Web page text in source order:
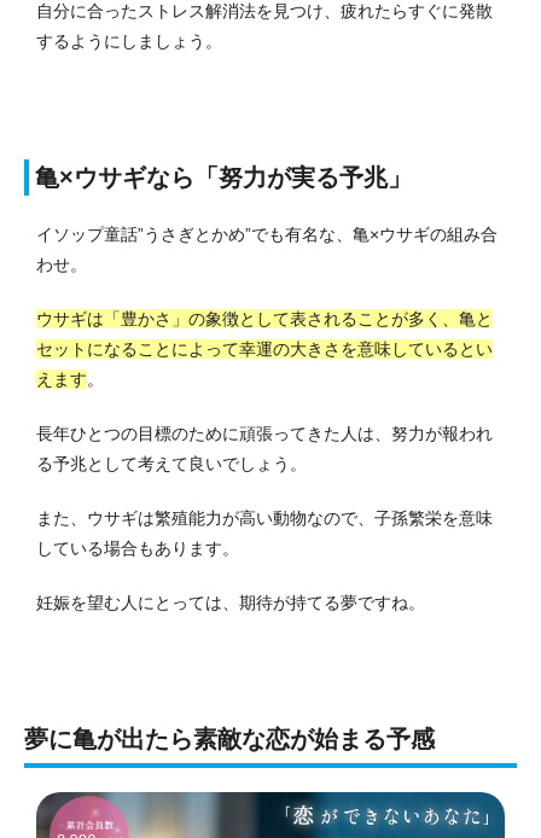
自分に合ったストレス解消法を見つけ、疲れたらすぐに発散
するようにしましょう。
亀×ウサギなら「努力が実る予兆」
イソップ童話”うさぎとかめ”でも有名な、亀×ウサギの組み合
わせ。
ウサギは「豊かさ」の象徴として表されることが多く、亀と
セットになることによって幸運の大きさを意味しているとい
えます。
長年ひとつの目標のために頑張ってきた人は、努力が報われ
る予兆として考えて良いでしょう。
また、ウサギは繁殖能力が高い動物なので、子孫繁栄を意味
している場合もあります。
妊娠を望む人にとっては、期待が持てる夢ですね。
夢に亀が出たら素敵な恋が始まる予感